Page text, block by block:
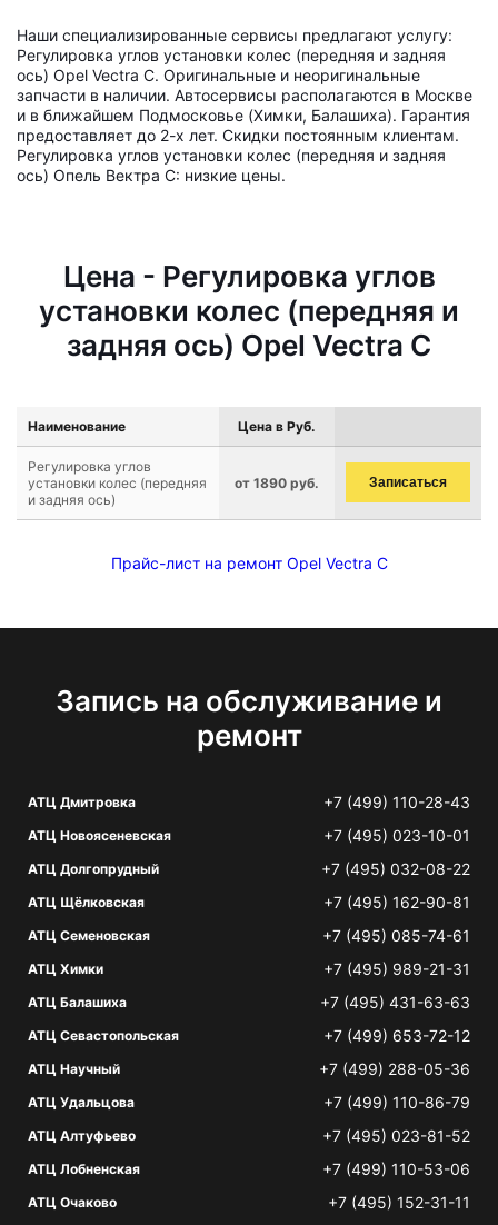
Наши специализированные сервисы предлагают услугу:
Регулировка углов установки колес (передняя и задняя
ось) Opel Vectra C. Оригинальные и неоригинальные
запчасти в наличии. Автосервисы располагаются в Москве
и в ближайшем Подмосковье (Химки, Балашиха). Гарантия
предоставляет до 2-х лет. Скидки постоянным клиентам.
Регулировка углов установки колес (передняя и задняя
ось) Опель Вектра C: низкие цены.
Цена - Регулировка углов
установки колес (передняя и
задняя ось) Opel Vectra C
Наименование Цена в Руб.
Регулировка углов
установки колес (передняя
и задняя ось)
от 1890 руб. Записаться
Прайс-лист на ремонт Opel Vectra C
Запись на обслуживание и
ремонт
АТЦ Дмитровка +7 (499) 110-28-43
АТЦ Новоясеневская +7 (495) 023-10-01
АТЦ Долгопрудный +7 (495) 032-08-22
АТЦ Щёлковская +7 (495) 162-90-81
АТЦ Семеновская +7 (495) 085-74-61
АТЦ Химки +7 (495) 989-21-31
АТЦ Балашиха +7 (495) 431-63-63
АТЦ Севастопольская +7 (499) 653-72-12
АТЦ Научный +7 (499) 288-05-36
АТЦ Удальцова +7 (499) 110-86-79
АТЦ Алтуфьево +7 (495) 023-81-52
АТЦ Лобненская +7 (499) 110-53-06
АТЦ Очаково +7 (495) 152-31-11